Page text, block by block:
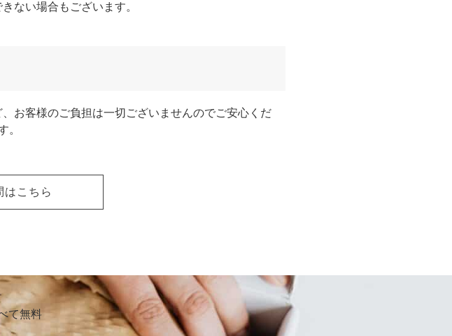
ない場合もございます。
お客様のご負担は一切ございませんのでご安心くだ
。
はこちら
て無料